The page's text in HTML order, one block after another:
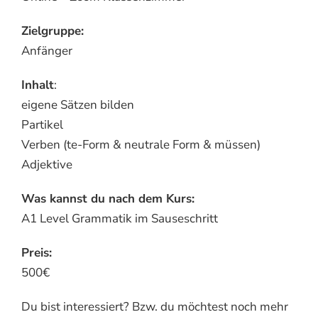
Zielgruppe:
Anfänger
Inhalt:
eigene Sätzen bilden
Partikel
Verben (te-Form & neutrale Form & müssen)
Adjektive
Was kannst du nach dem Kurs:
A1 Level Grammatik im Sauseschritt
Preis:
500€
Du bist interessiert? Bzw. du möchtest noch mehr